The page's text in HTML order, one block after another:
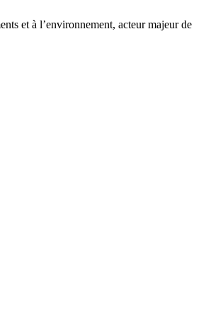
et à l’environnement, acteur majeur de